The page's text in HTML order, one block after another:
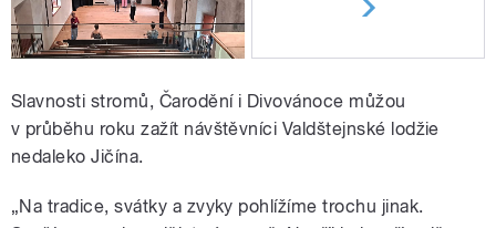
Slavnosti stromů, Čarodění i Divovánoce můžou
v průběhu roku zažít návštěvníci Valdštejnské lodžie
nedaleko Jičína.
„Na tradice, svátky a zvyky pohlížíme trochu jinak.